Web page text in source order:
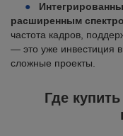
расширенным
частота кадров,
— это уже инвестиция
сложные проекты.
Где